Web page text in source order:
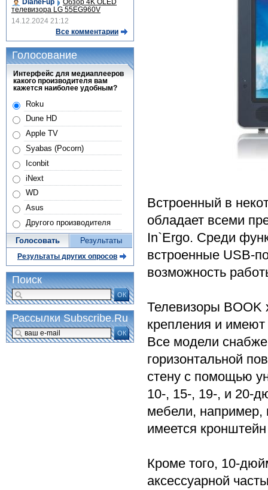
Встроенный в
обладает всеми
In`Ergo. Среди
встроенные USB-
возможность
Телевизоры BOOK
крепления и
Все модели
горизонтальной
стену с помощью
10-, 15-, 19-, и 20-
мебели, например,
имеется
Кроме того, 10-
аксессуарной
DianeFup
Обзор 4K OLED
телевизора LG 55EG960V
14.12.2024 21:12
Все комментарии
Голосование
Интерфейс для медиаплееров
какого производителя вам
кажется наиболее удобным?
Roku
Dune HD
Apple TV
Syabas (Pocorn)
Iconbit
iNext
WD
Asus
Другого производителя
Голосовать Результаты
Результаты других опросов
Поиск
ОК
Рассылки Subscribe.Ru
ОК